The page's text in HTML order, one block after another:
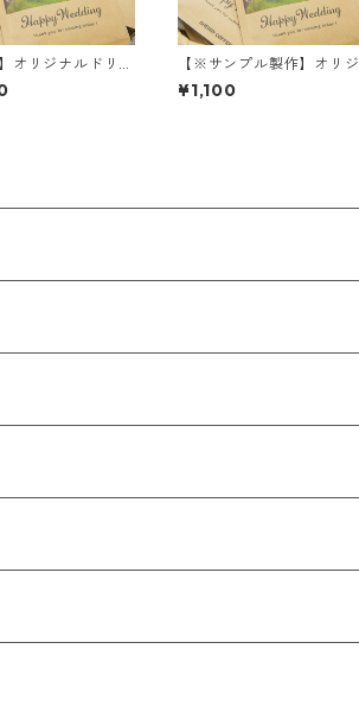
オリジナルドリッ
ーヒー/カフェイ
ヒー（デカフェ)
【※サンプル製作】オリジ
ナルパッケージコーヒー・
和紅茶｜送料無料【ポスト
¥1,100